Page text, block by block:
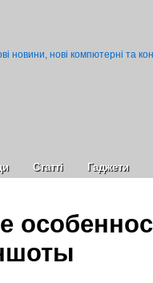
Статті Гаджети